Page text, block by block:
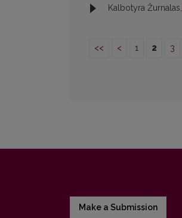
Kalbotyra Žurnalas,
<< < 1 2 3
Make a Submission